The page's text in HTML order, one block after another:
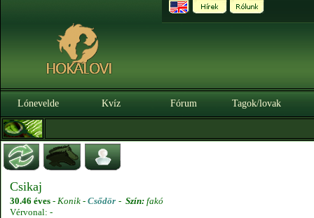
Lónevelde Kvíz Fórum Tagok/lovak
Csikaj
30.46 éves - Konik - Csődör - Szín: fakó
Vérvonal: -